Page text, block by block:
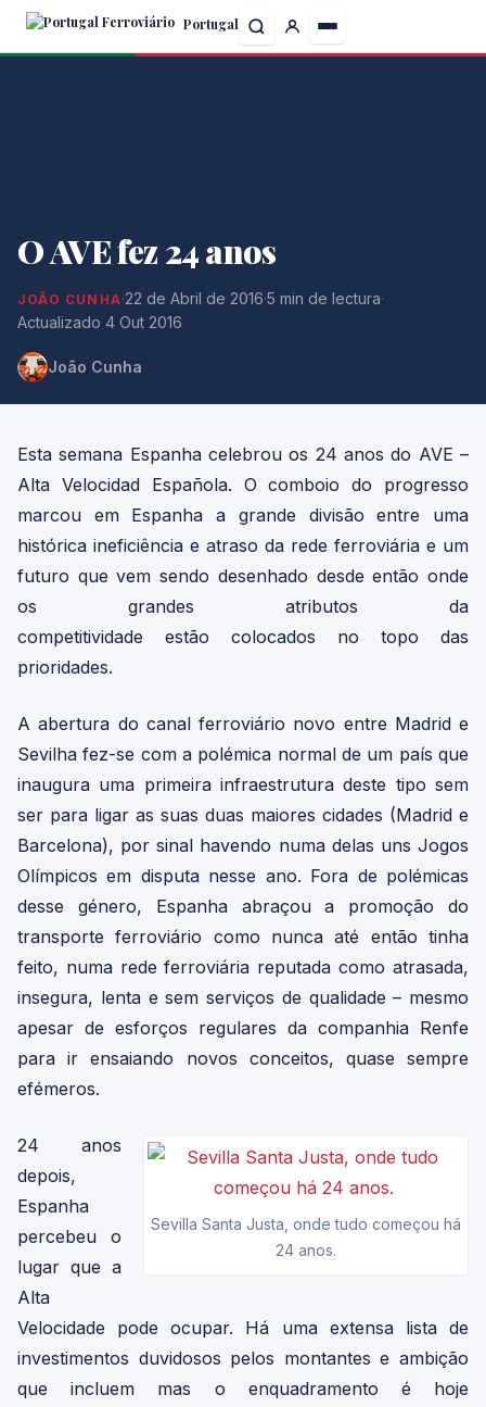
Skip
Portugal
O AVE fez 24 anos
JOÃO CUNHA·22 de Abril de 2016·5 min de lectura·
Actualizado 4 Out 2016
João Cunha
Esta semana Espanha celebrou os 24 anos do AVE –
Alta Velocidad Española. O comboio do progresso
marcou em Espanha a grande divisão entre uma
histórica ineficiência e atraso da rede ferroviária e um
futuro que vem sendo desenhado desde então onde
os grandes atributos da
competitividade estão colocados no topo das
prioridades.
A abertura do canal ferroviário novo entre Madrid e
Sevilha fez-se com a polémica normal de um país que
inaugura uma primeira infraestrutura deste tipo sem
ser para ligar as suas duas maiores cidades (Madrid e
Barcelona), por sinal havendo numa delas uns Jogos
Olímpicos em disputa nesse ano. Fora de polémicas
desse género, Espanha abraçou a promoção do
transporte ferroviário como nunca até então tinha
feito, numa rede ferroviária reputada como atrasada,
insegura, lenta e sem serviços de qualidade – mesmo
apesar de esforços regulares da companhia Renfe
para ir ensaiando novos conceitos, quase sempre
efémeros.
Sevilla Santa Justa, onde tudo começou há
24 anos.
24 anos
depois,
Espanha
percebeu o
lugar que a
Alta
Velocidade pode ocupar. Há uma extensa lista de
investimentos duvidosos pelos montantes e ambição
que incluem mas o enquadramento é hoje